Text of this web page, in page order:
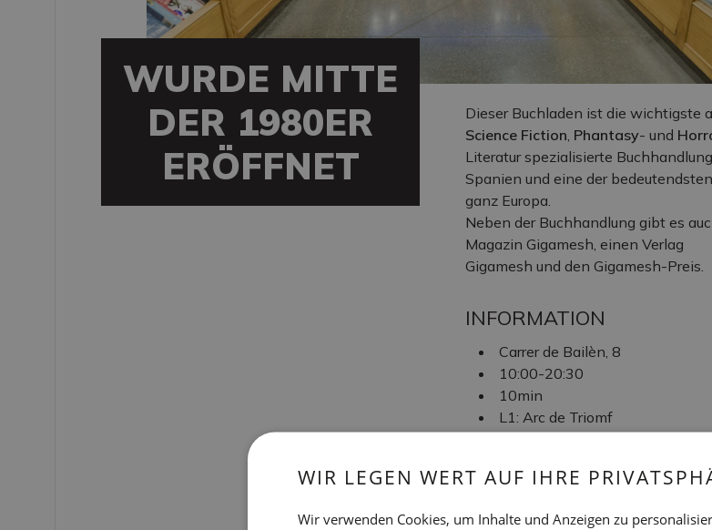
WURDE MITTE
DER 1980ER
ERÖFFNET
Dieser Buchladen ist die wichtigste
Science Fiction Phantasy- und
Literatur spezialisierte
Spanien und eine der
ganz Europa.
Neben der Buchhandlung gibt es
Magazin Gigamesh, einen Verlag
Gigamesh und den Gigamesh-Preis.
INFORMATION
Carrer de Bailèn, 8
10:00-20:30
10min
L1: Arc de Triomf
TAGS
WIR LEGEN WERT AUF IHRE
Wir verwenden Cookies, um Inhalte und Anzeigen zu